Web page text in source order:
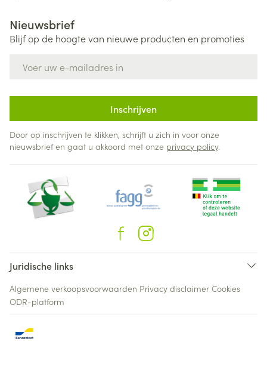
Nieuwsbrief
Blijf op de hoogte van nieuwe producten en promoties
Inschrijven
Door op inschrijven te klikken, schrijft u zich in voor onze
nieuwsbrief en gaat u akkoord met onze privacy policy.
Juridische links
Algemene verkoopsvoorwaarden Privacy disclaimer Cookies
ODR-platform